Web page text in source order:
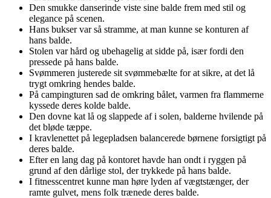
Den smukke danserinde viste sine balde frem med stil og
elegance på scenen.
Hans bukser var så stramme, at man kunne se konturen af
hans balde.
Stolen var hård og ubehagelig at sidde på, især fordi den
pressede på hans balde.
Svømmeren justerede sit svømmebælte for at sikre, at det lå
trygt omkring hendes balde.
På campingturen sad de omkring bålet, varmen fra flammerne
kyssede deres kolde balde.
Den dovne kat lå og slappede af i solen, balderne hvilende på
det bløde tæppe.
I kravlenettet på legepladsen balancerede børnene forsigtigt på
deres balde.
Efter en lang dag på kontoret havde han ondt i ryggen på
grund af den dårlige stol, der trykkede på hans balde.
I fitnesscentret kunne man høre lyden af vægtstænger, der
ramte gulvet, mens folk trænede deres balde.